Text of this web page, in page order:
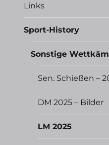
Links
Sport-History
Sonstige
Sen. Schießen –
DM 2025 – Bilder
LM 2025